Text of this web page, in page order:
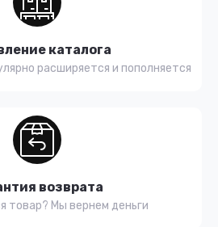
каталога
расширяется и пополняется
возврата
товар? Мы вернем деньги